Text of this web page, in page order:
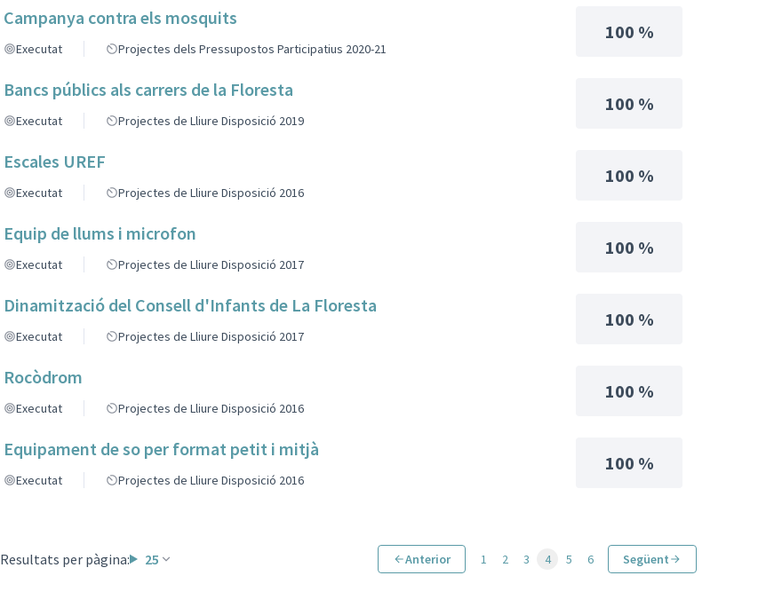
Campanya contra els mosquits
Executat Projectes dels Pressupostos Participatius 2020-21
100 %
Bancs públics als carrers de la Floresta
Executat Projectes de Lliure Disposició 2019
100 %
Escales UREF
Executat Projectes de Lliure Disposició 2016
100 %
Equip de llums i microfon
Executat Projectes de Lliure Disposició 2017
100 %
Dinamització del Consell d'Infants de La Floresta
Executat Projectes de Lliure Disposició 2017
100 %
Rocòdrom
Executat Projectes de Lliure Disposició 2016
100 %
Equipament de so per format petit i mitjà
Executat Projectes de Lliure Disposició 2016
100 %
Resultats per pàgina: 25 Anterior 1 2 3 4 5 6 Següent